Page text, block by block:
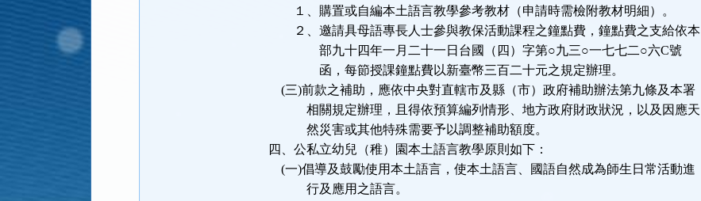
１、購置或自編本土語言教學參考教材（申請時需檢附教材明細）。
２、邀請具母語專長人士參與教保活動課程之鐘點費，鐘點費之支給依本
部九十四年一月二十一日台國（四）字第○九三○一七七二○六C號
函，每節授課鐘點費以新臺幣三百二十元之規定辦理。
(三)前款之補助，應依中央對直轄市及縣（市）政府補助辦法第九條及本署
相關規定辦理，且得依預算編列情形、地方政府財政狀況，以及因應天
然災害或其他特殊需要予以調整補助額度。
四、公私立幼兒（稚）園本土語言教學原則如下：
(一)倡導及鼓勵使用本土語言，使本土語言、國語自然成為師生日常活動進
行及應用之語言。